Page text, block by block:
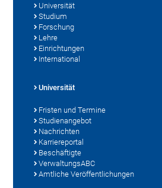
Universität
Studium
Forschung
Lehre
Einrichtungen
International
Universität
Fristen und Termine
Studienangebot
Nachrichten
Karriereportal
Beschäftigte
VerwaltungsABC
Amtliche Veröffentlichungen